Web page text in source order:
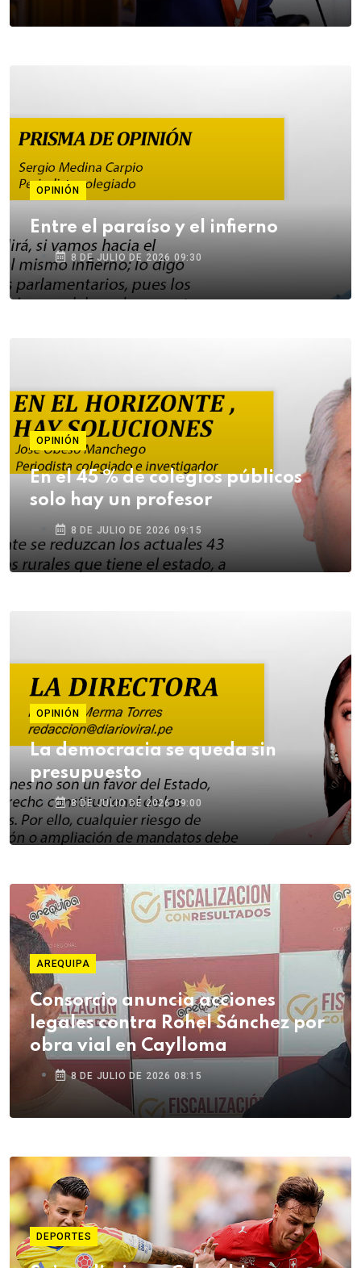
OPINIÓN
Entre el paraíso y el infierno
8 DE JULIO DE 2026 09:30
OPINIÓN
En el 45 % de colegios públicos
solo hay un profesor
8 DE JULIO DE 2026 09:15
OPINIÓN
La democracia se queda sin
presupuesto
8 DE JULIO DE 2026 09:00
AREQUIPA
Consorcio anuncia acciones
legales contra Rohel Sánchez por
obra vial en Caylloma
8 DE JULIO DE 2026 08:15
DEPORTES